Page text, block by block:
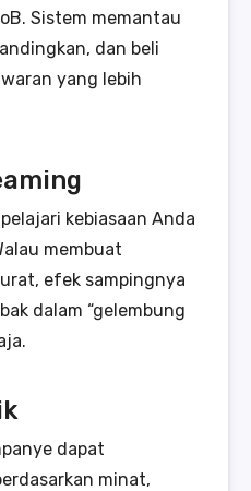
Sistem memantau
dan beli
yang lebih
kebiasaan Anda
membuat
efek sampingnya
dalam “gelembung
dapat
minat,